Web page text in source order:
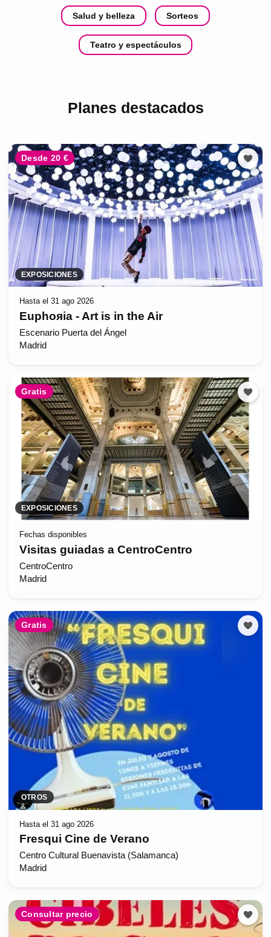
Salud y belleza Sorteos
Teatro y espectáculos
Planes destacados
Desde 20 €
EXPOSICIONES
Hasta el 31 ago 2026
Euphoяia - Art is in the Air
Escenario Puerta del Ángel
Madrid
Gratis
EXPOSICIONES
Fechas disponibles
Visitas guiadas a CentroCentro
CentroCentro
Madrid
Gratis
OTROS
Hasta el 31 ago 2026
Fresqui Cine de Verano
Centro Cultural Buenavista (Salamanca)
Madrid
Consultar precio